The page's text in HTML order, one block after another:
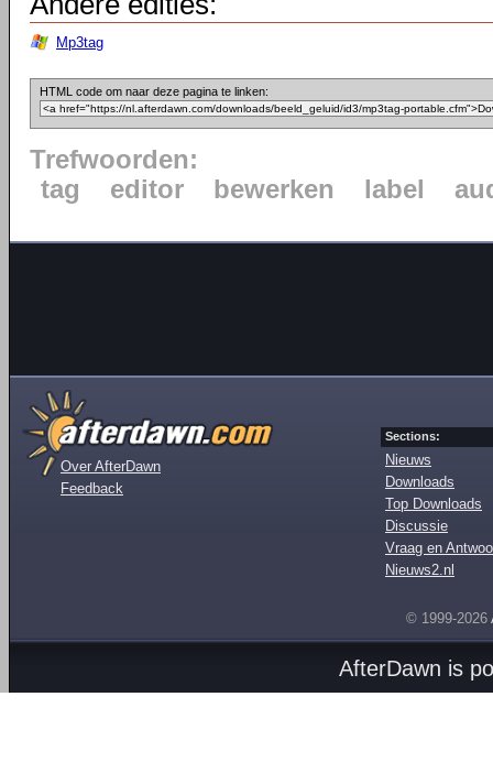
Mp3tag
HTML code om naar deze pagina te linken:
Trefwoorden:
tag
editor bewerken label
Over AfterDawn
Feedback
Sections:
Nieuws
Downloads
Top Downloads
Discussie
Vraag en
Nieuws2.nl
© 1999-2026
AfterDawn is